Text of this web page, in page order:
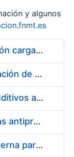
y algunos
Pliego condiciones optimización cargas compras firmado
Acuerdo marco para la fabricación de piezas
Suministro de Protectores Auditivos a medida para las personas trabajadoras de los Centros de Trabajo de Madrid y Burgos
Suministro de gafas graduadas antiproyecciones para los trabajadores de la FNMT-RCM en los centros de trabajo de Madrid y Burgos
Servicios de una empresa externa para el asesoramiento y resolución de los recursos de alzada que se presentan relacionados con procesos de selección para la FNMT-RCM